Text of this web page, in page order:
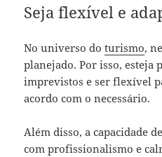
Seja flexível e
No universo doturismo,
planejado. Por isso, esteja
imprevistos e ser flexível
acordo com o necessário.
Além disso, a capacidade
com profissionalismo e